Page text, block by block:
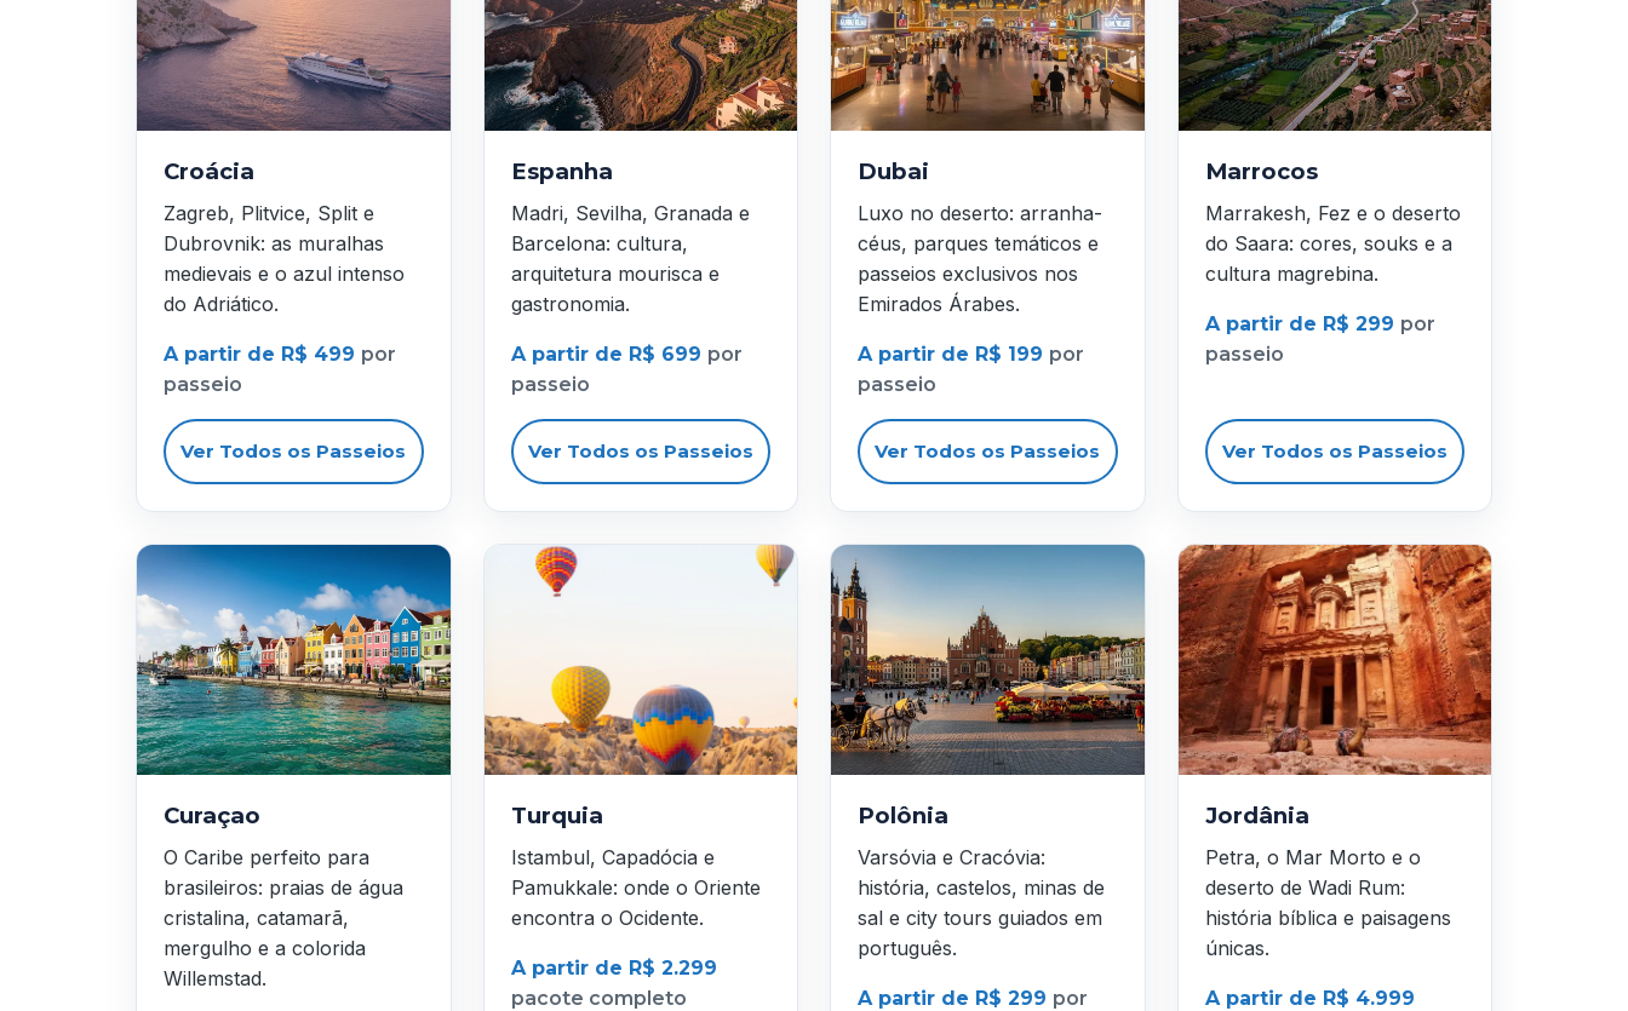
Croácia
Zagreb, Plitvice, Split e
Dubrovnik: as muralhas
medievais e o azul intenso
do Adriático.
A partir de R$ 499 por
passeio
Ver Todos os Passeios
Espanha
Madri, Sevilha, Granada e
Barcelona: cultura,
arquitetura mourisca e
gastronomia.
A partir de R$ 699 por
passeio
Ver Todos os Passeios
Dubai
Luxo no deserto: arranha-
céus, parques temáticos e
passeios exclusivos nos
Emirados Árabes.
A partir de R$ 199 por
passeio
Ver Todos os Passeios
Marrocos
Marrakesh, Fez e o deserto
do Saara: cores, souks e a
cultura magrebina.
A partir de R$ 299 por
passeio
Ver Todos os Passeios
Curaçao
O Caribe perfeito para
brasileiros: praias de água
cristalina, catamarã,
mergulho e a colorida
Willemstad.
Turquia
Istambul, Capadócia e
Pamukkale: onde o Oriente
encontra o Ocidente.
A partir de R$ 2.299
pacote completo
Polônia
Varsóvia e Cracóvia:
história, castelos, minas de
sal e city tours guiados em
português.
A partir de R$ 299 por
Jordânia
Petra, o Mar Morto e o
deserto de Wadi Rum:
história bíblica e paisagens
únicas.
A partir de R$ 4.999